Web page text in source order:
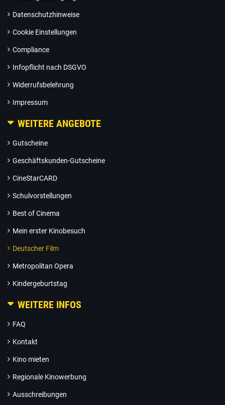
Datenschutzhinweise
Cookie Einstellungen
Compliance
Infopflicht nach DSGVO
Widerrufsbelehrung
Impressum
WEITERE ANGEBOTE
Gutscheine
Geschäftskunden-Gutscheine
CineStarCARD
Schulvorstellungen
Best of Cinema
Mein erster Kinobesuch
Deutscher Film
Metropolitan Opera
Kindergeburtstag
WEITERE INFOS
FAQ
Kontakt
Kino mieten
Regionale Kinowerbung
Ausschreibungen